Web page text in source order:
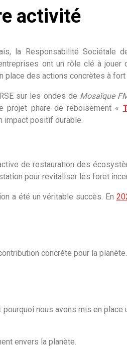
activité
la Responsabilité Sociétale
ont un rôle clé à jouer
place des actions concrètes à fort
sur les ondes de Mosaïque
projet phare de reboisement «
impact positif durable.
de restauration des
pour revitaliser les foret
a été un véritable succès. En
concrète pour la
nous avons mis en
envers la planète.